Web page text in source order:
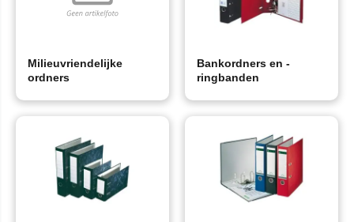
Milieuvriendelijke
ordners
Bankordners en -
ringbanden